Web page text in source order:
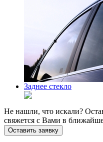
Заднее стекло
Не нашли, что искали?
свяжется с Вами в
Оставить заявку